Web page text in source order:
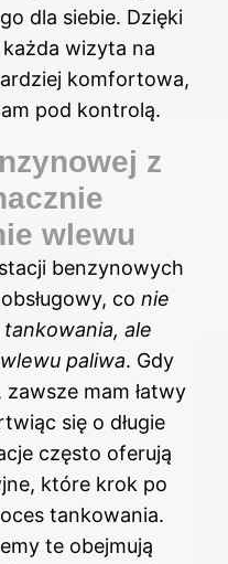
dla siebie. Dzięki
wizyta na
komfortowa,
pod kontrolą.
z
wlewu
benzynowych
co nie
ale
paliwa. Gdy
mam łatwy
się o długie
często oferują
które krok po
tankowania.
te obejmują